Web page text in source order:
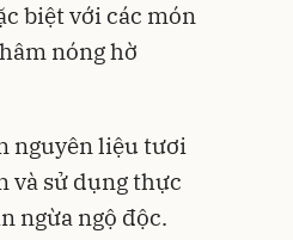
biệt với các món
nóng hờ
nguyên liệu tươi
và sử dụng thực
ngừa ngộ độc.